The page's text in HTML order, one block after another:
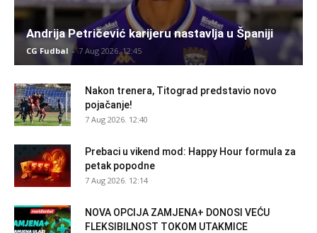
Andrija Petričević karijeru nastavlja u Španiji
CG Fudbal - 7 Aug 2026. 12:45
Nakon trenera, Titograd predstavio novo
pojačanje!
7 Aug 2026. 12:40
Prebaci u vikend mod: Happy Hour formula za
petak popodne
7 Aug 2026. 12:14
NOVA OPCIJA ZAMJENA+ DONOSI VEĆU
FLEKSIBILNOST TOKOM UTAKMICE